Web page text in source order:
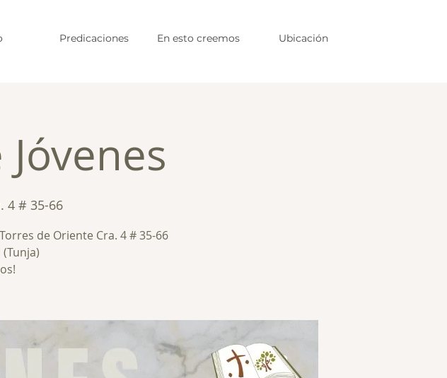
Predicaciones En esto creemos Ubicación
4 # 35-66
de Oriente Cra. 4 # 35-66